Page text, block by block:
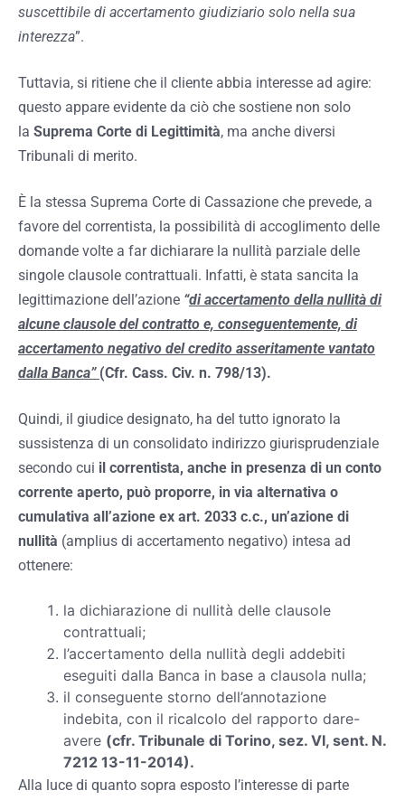
suscettibile di accertamento giudiziario solo nella sua
interezza”.
Tuttavia, si ritiene che il cliente abbia interesse ad agire:
questo appare evidente da ciò che sostiene non solo
la Suprema Corte di Legittimità, ma anche diversi
Tribunali di merito.
È la stessa Suprema Corte di Cassazione che prevede, a
favore del correntista, la possibilità di accoglimento delle
domande volte a far dichiarare la nullità parziale delle
singole clausole contrattuali. Infatti, è stata sancita la
legittimazione dell’azione “di accertamento della nullità di
alcune clausole del contratto e, conseguentemente, di
accertamento negativo del credito asseritamente vantato
dalla Banca” (Cfr. Cass. Civ. n. 798/13).
Quindi, il giudice designato, ha del tutto ignorato la
sussistenza di un consolidato indirizzo giurisprudenziale
secondo cui il correntista, anche in presenza di un conto
corrente aperto, può proporre, in via alternativa o
cumulativa all’azione ex art. 2033 c.c., un’azione di
nullità (amplius di accertamento negativo) intesa ad
ottenere:
la dichiarazione di nullità delle clausole
contrattuali;
l’accertamento della nullità degli addebiti
eseguiti dalla Banca in base a clausola nulla;
il conseguente storno dell’annotazione
indebita, con il ricalcolo del rapporto dare-
avere (cfr. Tribunale di Torino, sez. VI, sent. N.
7212 13-11-2014).
Alla luce di quanto sopra esposto l’interesse di parte